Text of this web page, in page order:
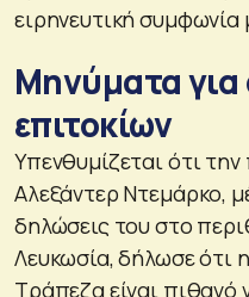
ειρηνευτική συμφωνία
Μηνύματα
επιτοκίων
Υπενθυμίζεται ότι
Αλεξάντερ Ντεμάρκο,
δηλώσεις του στο
Λευκωσία, δήλωσε ότι
Τράπεζα είναι πιθανό